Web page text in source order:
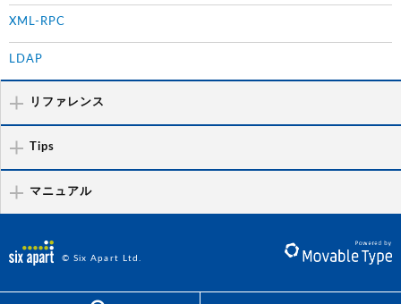
XML-RPC
LDAP
リファレンス
Tips
マニュアル
© Six Apart Ltd.